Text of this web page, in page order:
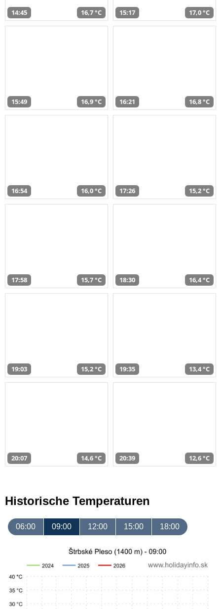
14:45 16,7 °C 15:17 17,0 °C
15:49 16,9 °C 16:21 16,8 °C
16:54 16,0 °C 17:26 15,2 °C
17:58 15,7 °C 18:30 16,4 °C
19:03 15,2 °C 19:35 13,4 °C
20:07 14,6 °C 20:39 12,6 °C
Historische Temperaturen
06:00 09:00 12:00 15:00 18:00